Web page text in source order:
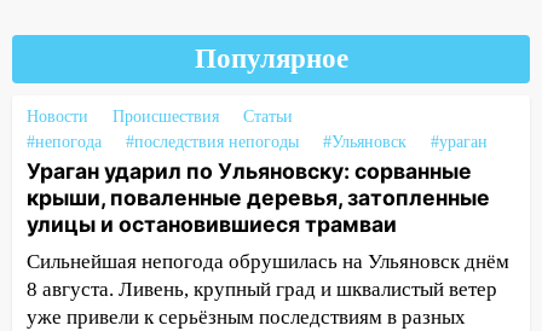
Новгородской в Ульяновске и рухнуло
на электрощит
13:10
В Заволжском районе дерево
упало во дворе
13:08 Ураган ударил по Ульяновску:
сорванные крыши, поваленные деревья,
затопленные улицы и остановившиеся
трамваи
12:17 Ульяновск накрыл крупный град:
Популярное
Новости Происшествия
Статьи
#непогода
#последствия непогоды #Ульяновск #ураган
Ураган ударил по Ульяновску: сорванные
крыши, поваленные деревья, затопленные
улицы и остановившиеся трамваи
Сильнейшая непогода обрушилась на Ульяновск днём
8 августа. Ливень, крупный град и шквалистый ветер
уже привели к серьёзным последствиям в разных